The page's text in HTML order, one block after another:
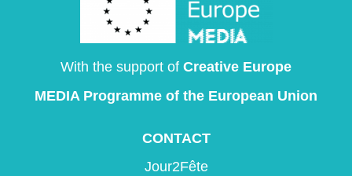
With the support of Creative Europe
MEDIA Programme of the European Union
CONTACT
Jour2Fête